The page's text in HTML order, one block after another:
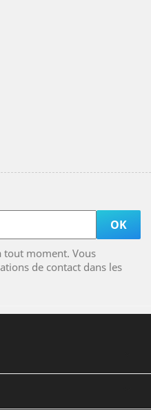
tout moment. Vous
de contact dans les